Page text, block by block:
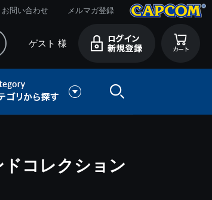
お問い合わせ メルマガ登録
ゲスト 様
ドコレクション